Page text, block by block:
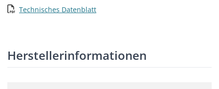
Technisches Datenblatt
Herstellerinformationen